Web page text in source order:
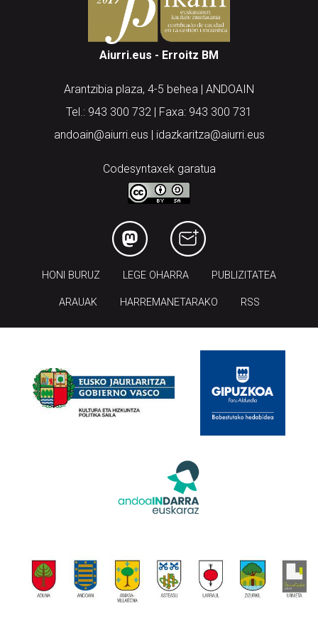
Aiurri.eus - Erroitz BM
Arantzibia plaza, 4-5 behea | ANDOAIN
Tel.: 943 300 732 | Faxa: 943 300 731
andoain@aiurri.eus | idazkaritza@aiurri.eus
Codesyntaxek garatua
HONI BURUZ LEGE OHARRA PUBLIZITATEA
ARAUAK HARREMANETARAKO RSS